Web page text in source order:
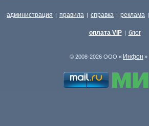
администрация | правила | справка | реклама |
оплата VIP | блог
© 2008-2026 ООО « Инфон »